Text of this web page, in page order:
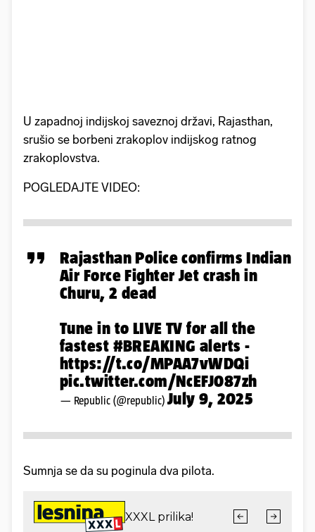
U zapadnoj indijskoj saveznoj državi, Rajasthan,
srušio se borbeni zrakoplov indijskog ratnog
zrakoplovstva.
POGLEDAJTE VIDEO:
Rajasthan Police confirms Indian
Air Force Fighter Jet crash in
Churu, 2 dead
Tune in to LIVE TV for all the
fastest #BREAKING alerts -
https://t.co/MPAA7vWDQi
pic.twitter.com/NcEFJ087zh
— Republic (@republic) July 9, 2025
Sumnja se da su poginula dva pilota.